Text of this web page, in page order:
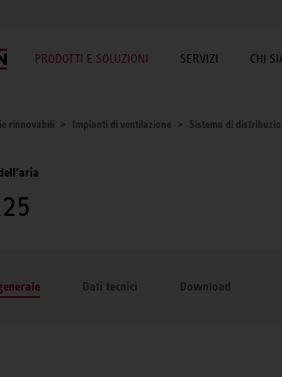
PRODOTTI E SOLUZIONI SERVIZI CHI
rinnovabili Impianti di ventilazione Sistema di
Dati tecnici Download